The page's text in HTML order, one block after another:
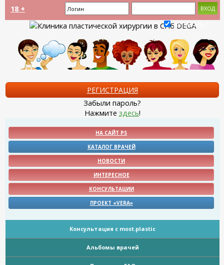
18 +
Запомнить?
РЕГИСТРАЦИЯ
Забыли пароль?
Нажмите здесь!
НА САЙТ PS
КАТАЛОГ ВРАЧЕЙ
НОВОСТИ
ИНТЕРЕСНОЕ
КОНСУЛЬТАЦИИ
ПРОЕКТ «VERA»
Консультация с most.plastic
Альбомы врачей